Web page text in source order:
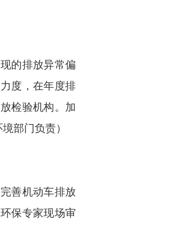
的排放异常偏
度，在年度排
检验机构。加
部门负责）
善机动车排放
保专家现场审